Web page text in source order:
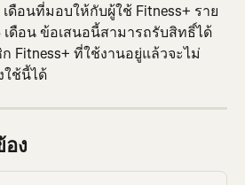
ดือนที่มอบให้กับผู้ใช้ Fitness+ ราย
ดือน ข้อเสนอนี้สามารถรับสิทธิ์ได้
Fitness+ ที่ใช้งานอยู่แล้วจะไม่
ใช้นี้ได้
ง